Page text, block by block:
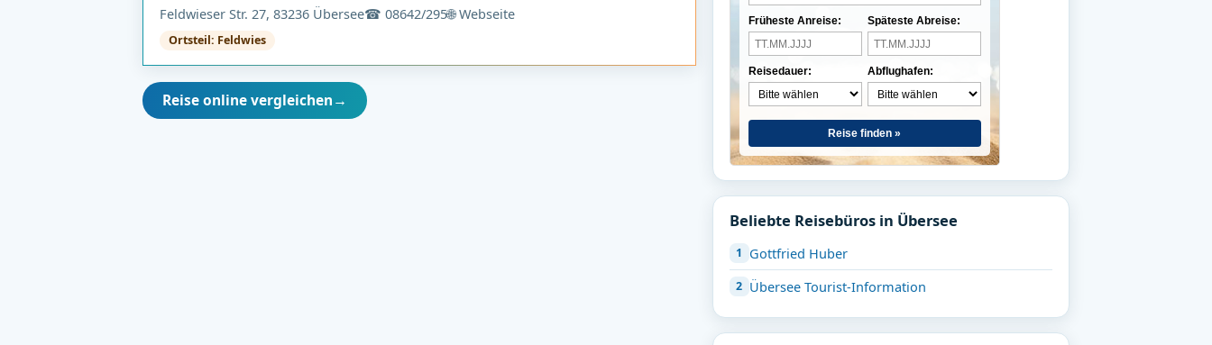
Feldwieser Str. 27, 83236 Übersee☎ 08642/295🌐 Webseite
Ortsteil: Feldwies
Reise online vergleichen→
Früheste Anreise:
Reisedauer:
Späteste Abreise:
Abflughafen:
Reise finden »
Beliebte Reisebüros in Übersee
Gottfried Huber
Übersee Tourist-Information